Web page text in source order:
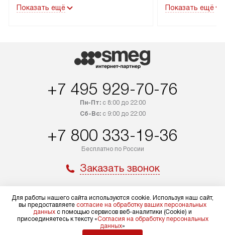
до подъезда. Доставка за пределы
маркировку «в наличии», может
быть отправлен покупателю
в Санкт-Петербург и другие
транспортные компании. После
доставляем заказ до офиса
транспортной компании в Москве.
доставки у менеджера при
В день, согласованный с вами,
служба доставки привезет
упакованный товар до подъезда.
Показать ещё
коммуникациям.
подключения к
определяется в
в себя снятие
и
Показать ещё
+7 495 929-70-76
Пн-Пт:с 8:00 до 22:00
Сб-Вс:с 9:00 до 22:00
+7 800 333-19-36
Бесплатно по России
Заказать звонок
Мир Smeg
Доставка и оплата
Акции
Глоссарий
Для работы нашего сайта используются cookie. Используя наш сайт,
вы предоставляете согласие на обработку ваших персональных
данных с помощью сервисов веб-аналитики (Cookie) и
присоединяетесь к тексту «Согласия на обработку персональных
данных»